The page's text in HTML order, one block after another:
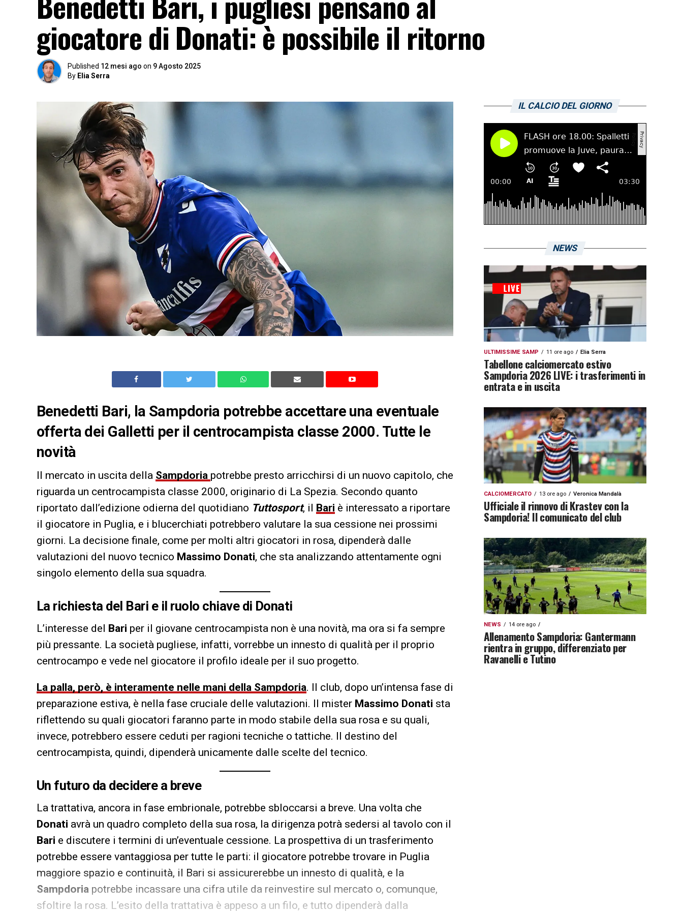
giocatore di Donati: è possibile il ritorno
Published 12 mesi ago on 9 Agosto 2025
By Elia Serra
Benedetti Bari, la Sampdoria potrebbe accettare una eventuale
offerta dei Galletti per il centrocampista classe 2000. Tutte le
novità
Il mercato in uscita della Sampdoria potrebbe presto arricchirsi di un nuovo capitolo, che
riguarda un centrocampista classe 2000, originario di La Spezia. Secondo quanto
riportato dall’edizione odierna del quotidiano Tuttosport, il Bari è interessato a riportare
il giocatore in Puglia, e i blucerchiati potrebbero valutare la sua cessione nei prossimi
giorni. La decisione finale, come per molti altri giocatori in rosa, dipenderà dalle
valutazioni del nuovo tecnico Massimo Donati, che sta analizzando attentamente ogni
singolo elemento della sua squadra.
La richiesta del Bari e il ruolo chiave di Donati
L’interesse del Bari per il giovane centrocampista non è una novità, ma ora si fa sempre
più pressante. La società pugliese, infatti, vorrebbe un innesto di qualità per il proprio
centrocampo e vede nel giocatore il profilo ideale per il suo progetto.
La palla, però, è interamente nelle mani della Sampdoria. Il club, dopo un’intensa fase di
preparazione estiva, è nella fase cruciale delle valutazioni. Il mister Massimo Donati sta
riflettendo su quali giocatori faranno parte in modo stabile della sua rosa e su quali,
invece, potrebbero essere ceduti per ragioni tecniche o tattiche. Il destino del
centrocampista, quindi, dipenderà unicamente dalle scelte del tecnico.
Un futuro da decidere a breve
La trattativa, ancora in fase embrionale, potrebbe sbloccarsi a breve. Una volta che
Donati avrà un quadro completo della sua rosa, la dirigenza potrà sedersi al tavolo con il
Bari e discutere i termini di un’eventuale cessione. La prospettiva di un trasferimento
potrebbe essere vantaggiosa per tutte le parti: il giocatore potrebbe trovare in Puglia
maggiore spazio e continuità, il Bari si assicurerebbe un innesto di qualità, e la
Sampdoria potrebbe incassare una cifra utile da reinvestire sul mercato o, comunque,
sfoltire la rosa. L’esito della trattativa è appeso a un filo, e tutto dipenderà dalla
IL CALCIO DEL GIORNO
NEWS
ULTIMISSIME SAMP 11 ore ago Elia Serra
Tabellone calciomercato estivo
Sampdoria 2026 LIVE: i trasferimenti in
entrata e in uscita
CALCIOMERCATO 13 ore ago Veronica Mandalà
Ufficiale il rinnovo di Krastev con la
Sampdoria! Il comunicato del club
NEWS 14 ore ago
Allenamento Sampdoria: Gantermann
rientra in gruppo, differenziato per
Ravanelli e Tutino